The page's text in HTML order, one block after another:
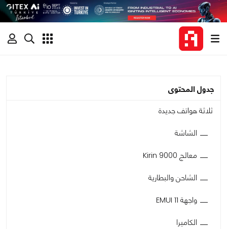
جدول المحتوى
ثلاثة هواتف جديدة
الشاشة
معالج Kirin 9000
الشاحن والبطارية
واجهة EMUI 11
الكاميرا